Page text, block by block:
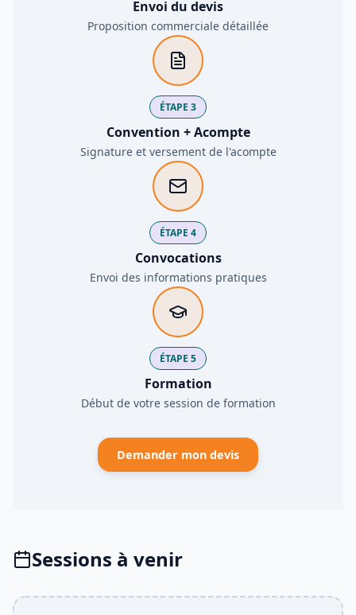
Envoi du devis
Proposition commerciale détaillée
ÉTAPE 3
Convention + Acompte
Signature et versement de l'acompte
ÉTAPE 4
Convocations
Envoi des informations pratiques
ÉTAPE 5
Formation
Début de votre session de formation
Demander mon devis
Sessions à venir